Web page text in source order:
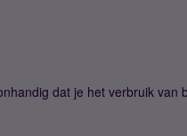
dat je het verbruik van